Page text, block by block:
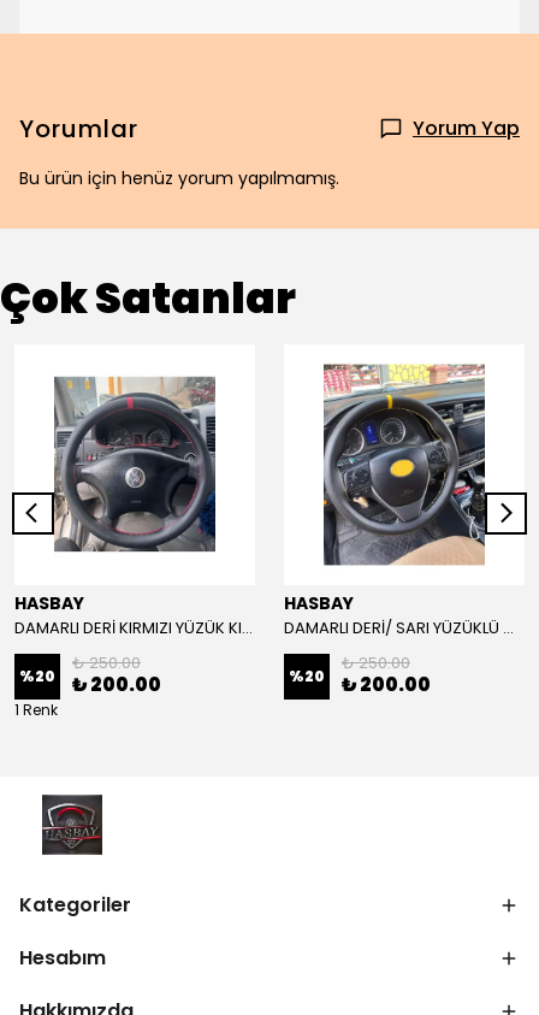
Yorumlar Yorum Yap
Bu ürün için henüz yorum yapılmamış.
Çok Satanlar
HASBAY
DAMARLI DERİ KIRMIZI YÜZÜK KIRMIZI DİKİŞLİ VW CRAFTER İÇİN İP İĞNE DAHİL
%20
₺ 250.00
₺ 200.00
1 Renk
HASBAY
DAMARLI DERİ/ SARI YÜZÜKLÜ MODEL/SARI DİKİŞLİ/HIZLI KARGO
%20
₺ 250.00
₺ 200.00
Kategoriler
Hesabım